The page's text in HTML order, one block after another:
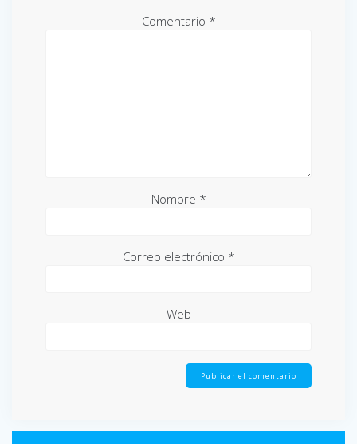
Comentario *
Nombre *
Correo electrónico *
Web